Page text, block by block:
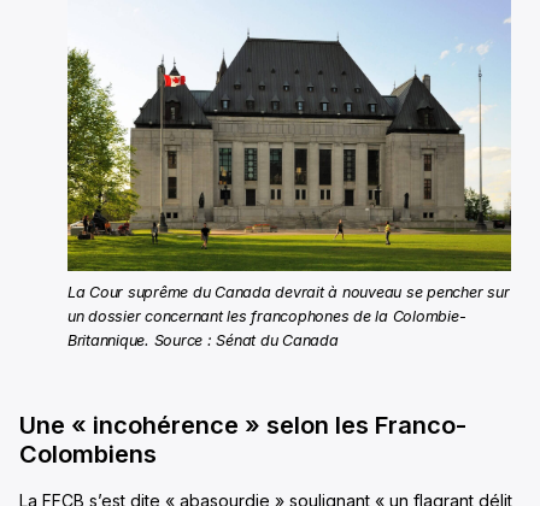
La Cour suprême du Canada devrait à nouveau se pencher sur
un dossier concernant les francophones de la Colombie-
Britannique. Source : Sénat du Canada
Une « incohérence » selon les Franco-
Colombiens
La FFCB s’est dite « abasourdie » soulignant « un flagrant délit